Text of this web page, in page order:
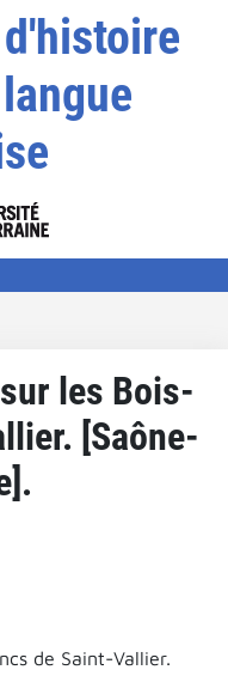
les Bois-
[Saône-
de Saint-Vallier.